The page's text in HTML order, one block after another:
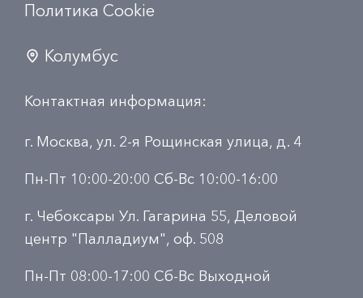
Политика Сookie
Колумбус
Контактная информация:
г. Москва, ул. 2-я Рощинская улица, д. 4
Пн-Пт 10:00-20:00 Сб-Вс 10:00-16:00
г. Чебоксары Ул. Гагарина 55, Деловой
центр "Палладиум", оф. 508
Пн-Пт 08:00-17:00 Сб-Вс Выходной